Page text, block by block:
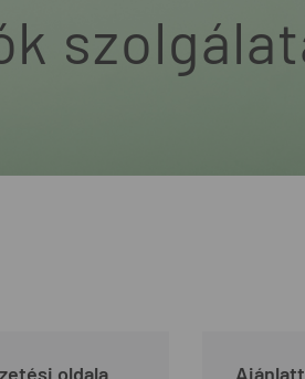
oldala